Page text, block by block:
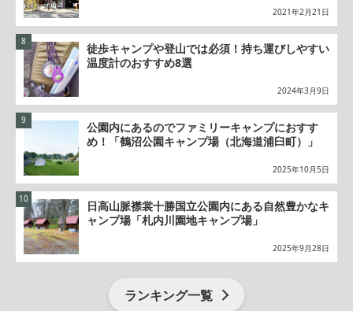
2021年2月21日
徒歩キャンプや登山では必須！持ち運びしやすい
温度計のおすすめ8選
2024年3月9日
公園内にあるのでファミリーキャンプにおすす
め！「鶴沼公園キャンプ場（北海道浦臼町）」
2025年10月5日
日高山脈襟裳十勝国立公園内にある自然豊かなキ
ャンプ場「札内川園地キャンプ場」
2025年9月28日
ランキング一覧